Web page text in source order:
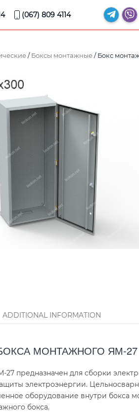
(067) 809 4114
/Боксы монтажные/ Бокс
ADDITIONAL INFORMATION
МОНТАЖНОГО ЯМ-27
предназначен для сборки
электроэнергии.
оборудование внутри
бокса.